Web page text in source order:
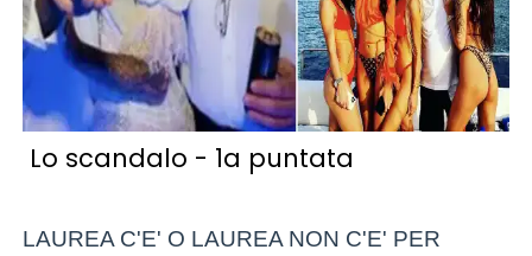
Lo scandalo - 1a puntata
LAUREA C'E' O LAUREA NON C'E' PER